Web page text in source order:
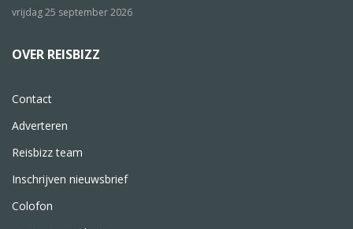
vrijdag 25 september 2026
OVER REISBIZZ
Contact
Adverteren
Reisbizz team
Inschrijven nieuwsbrief
Colofon